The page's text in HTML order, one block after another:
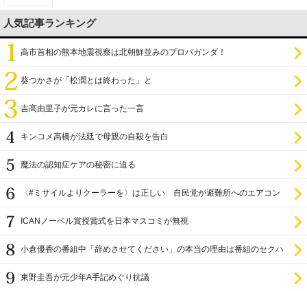
人気記事ランキング
高市首相の熊本地震視察は北朝鮮並みのプロパガンダ！
葵つかさが「松潤とは終わった」と
吉高由里子が元カレに言った一言
キンコメ高橋が法廷で母親の自殺を告白
魔法の認知症ケアの秘密に迫る
〈#ミサイルよりクーラーを〉は正しい 自民党が避難所へのエアコン
ICANノーベル賞授賞式を日本マスコミが無視
小倉優香の番組中「辞めさせてください」の本当の理由は番組のセクハ
東野圭吾が元少年A手記めぐり抗議